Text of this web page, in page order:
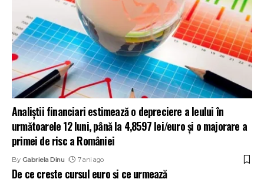
Analiştii financiari estimează o depreciere a leului în
următoarele 12 luni, până la 4,8597 lei/euro şi o majorare a
primei de risc a României
By Gabriela Dinu 7 ani ago
De ce crește cursul euro și ce urmează